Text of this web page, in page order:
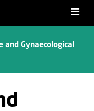
and Gynaecological